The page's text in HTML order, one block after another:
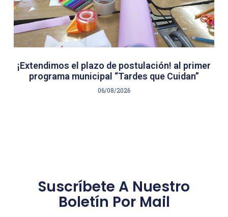
¡Extendimos el plazo de postulación! al primer
programa municipal “Tardes que Cuidan”
06/08/2026
Suscríbete A Nuestro
Boletín Por Mail